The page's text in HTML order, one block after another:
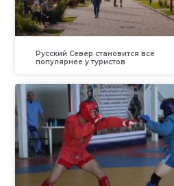
Русский Север становится всё
популярнее у туристов